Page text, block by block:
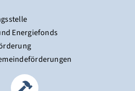
Energiefonds